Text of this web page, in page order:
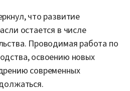
что развитие
остается в числе
Проводимая работа по
освоению новых
современных